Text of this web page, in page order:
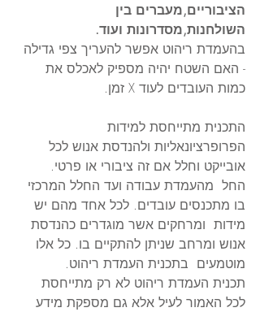
הציבוריים,מעברים בין
השולחנות,מסדרונות ועוד.
בהעמדת ריהוט אפשר להעריך צפי גדילה
- האם השטח יהיה מספיק לאכלס את
כמות העובדים לעוד X זמן.
התכנית מתייחסת למידות
הפרופרציונאליות ולהנדסת אנוש לכל
אובייקט וחלל אם זה ציבורי או פרטי.
החל  מהעמדת עבודה ועד החלל המרכזי
בו מתכנסים עובדים. לכל אחד מהם יש
מידות  ומרחקים אשר מוגדרים כהנדסת
אנוש ומרחב שניתן להתקיים בו. כל אלו
מוטמעים  בתכנית העמדת ריהוט.
תכנית העמדת ריהוט לא רק מתייחסת
לכל האמור לעיל אלא גם מספקת מידע